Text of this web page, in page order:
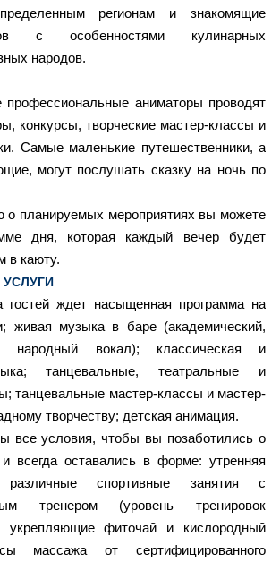
регионам и знакомящие
с особенностями кулинарных
народов.
профессиональные аниматоры проводят
конкурсы, творческие мастер-классы и
Самые маленькие путешественники, а
могут послушать сказку на ночь по
планируемых мероприятиях вы можете
дня, которая каждый вечер будет
в каюту.
УСЛУГИ
гостей ждет насыщенная программа на
живая музыка в баре (академический,
народный вокал); классическая и
танцевальные, театральные и
танцевальные мастер-классы и мастер-
творчеству; детская анимация.
все условия, чтобы вы позаботились о
всегда оставались в форме: утренняя
спортивные занятия с
тренером (уровень тренировок
укрепляющие фиточай и кислородный
массажа от сертифицированного